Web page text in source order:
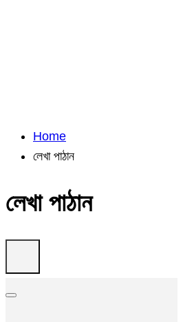
Home
লেখা পাঠান
লেখা পাঠান